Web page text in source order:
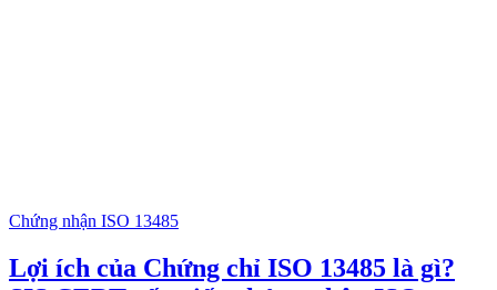
Chứng nhận ISO 13485
Lợi ích của Chứng chỉ ISO 13485 là gì?